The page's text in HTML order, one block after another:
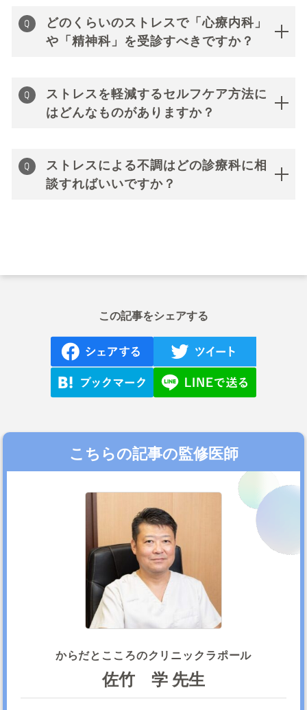
どのくらいのストレスで「心療内科」
や「精神科」を受診すべきですか？
ストレスを軽減するセルフケア方法に
はどんなものがありますか？
ストレスによる不調はどの診療科に相
談すればいいですか？
この記事をシェアする
こちらの記事の監修医師
からだとこころのクリニックラポール
佐竹 学 先生